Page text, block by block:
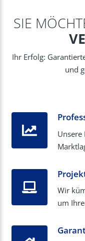
SIE
Ihr Erfolg:
und
Unsere
Wir
um